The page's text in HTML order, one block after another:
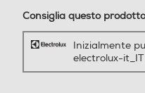
Gira arrosto
Consiglia questo
Inizialmente
electrolux-it_IT